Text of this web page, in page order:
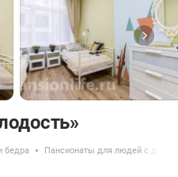
бедра Пансионаты для людей с